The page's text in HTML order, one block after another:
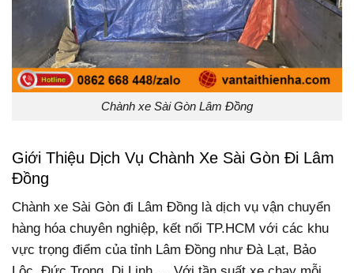
Chành xe Sài Gòn Lâm Đồng
Giới Thiệu Dịch Vụ Chành Xe Sài Gòn Đi Lâm
Đồng
Chành xe Sài Gòn đi Lâm Đồng là dịch vụ vận chuyển
hàng hóa chuyên nghiệp, kết nối TP.HCM với các khu
vực trọng điểm của tỉnh Lâm Đồng như Đà Lạt, Bảo